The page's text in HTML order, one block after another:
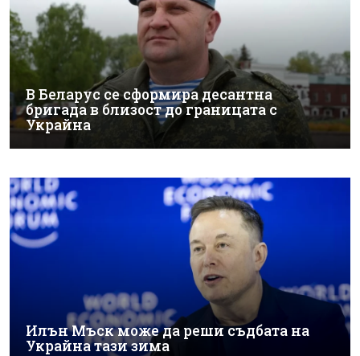
В Беларус се сформира десантна
бригада в близост до границата с
Украйна
Илън Мъск може да реши съдбата на
Украйна тази зима